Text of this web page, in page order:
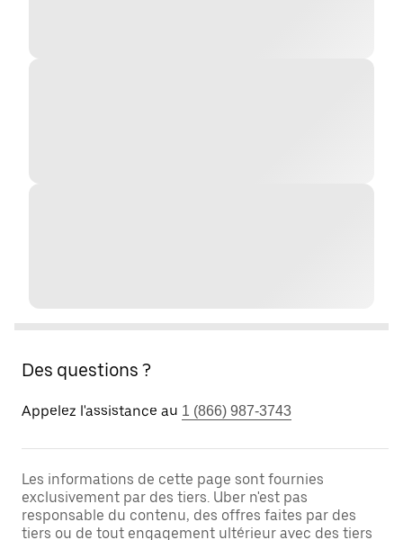
Des questions ?
Appelez l'assistance au 1 (866) 987-3743
Les informations de cette page sont fournies
exclusivement par des tiers. Uber n'est pas
responsable du contenu, des offres faites par des
tiers ou de tout engagement ultérieur avec des tiers